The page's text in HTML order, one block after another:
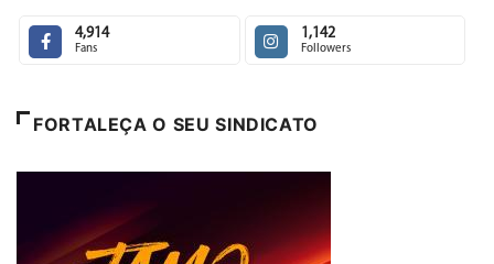
4,914
Fans
1,142
Followers
FORTALEÇA O SEU SINDICATO